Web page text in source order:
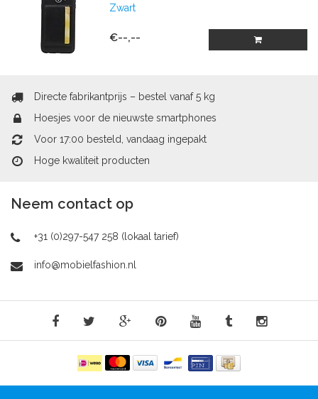
Zwart
€--,--
Directe fabrikantprijs – bestel vanaf 5 kg
Hoesjes voor de nieuwste smartphones
Voor 17:00 besteld, vandaag ingepakt
Hoge kwaliteit producten
Neem contact op
+31 (0)297-547 258 (lokaal tarief)
info@mobielfashion.nl